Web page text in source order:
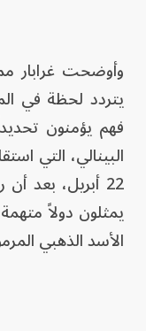
وأوضحت غرابار
يتردد لحظة في
فهم يؤمنون
البينالي، التي
22 أبريل،
يمثلون دولاً
الأسد الذهبي